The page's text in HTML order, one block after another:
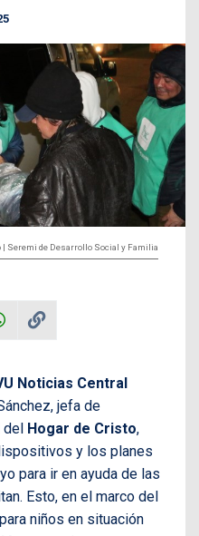
| Seremi de Desarrollo Social y Familia
Noticias Central
jefa de
del Hogar de Cristo,
y los planes
para ir en ayuda de las
Esto, en el marco del
niños en situación